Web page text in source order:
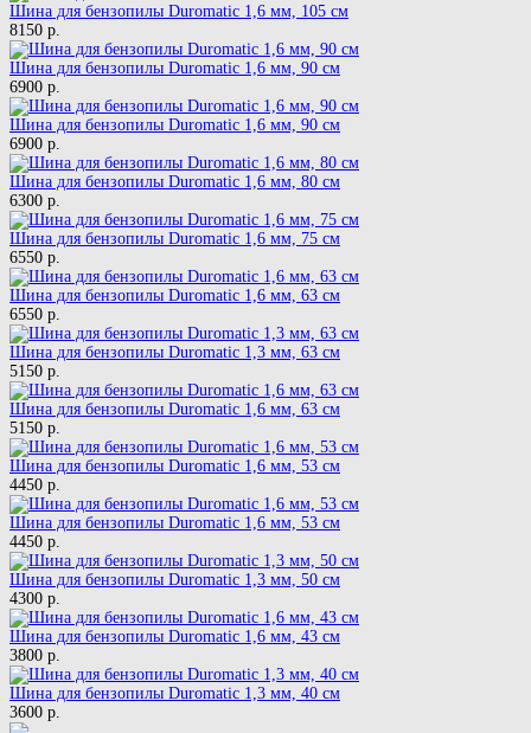
Шина для бензопилы Duromatic 1,6 мм, 105 см
8150 р.
Шина для бензопилы Duromatic 1,6 мм, 90 см
6900 р.
Шина для бензопилы Duromatic 1,6 мм, 90 см
6900 р.
Шина для бензопилы Duromatic 1,6 мм, 80 см
6300 р.
Шина для бензопилы Duromatic 1,6 мм, 75 см
6550 р.
Шина для бензопилы Duromatic 1,6 мм, 63 см
6550 р.
Шина для бензопилы Duromatic 1,3 мм, 63 см
5150 р.
Шина для бензопилы Duromatic 1,6 мм, 63 см
5150 р.
Шина для бензопилы Duromatic 1,6 мм, 53 см
4450 р.
Шина для бензопилы Duromatic 1,6 мм, 53 см
4450 р.
Шина для бензопилы Duromatic 1,3 мм, 50 см
4300 р.
Шина для бензопилы Duromatic 1,6 мм, 43 см
3800 р.
Шина для бензопилы Duromatic 1,3 мм, 40 см
3600 р.